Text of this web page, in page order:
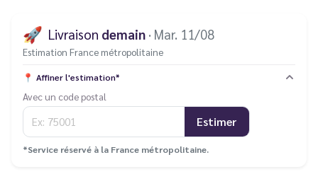
🚀 Livraison demain · Mar. 11/08
Estimation France métropolitaine
📍 Affiner l'estimation*
Avec un code postal
Estimer
*Service réservé à la France métropolitaine.